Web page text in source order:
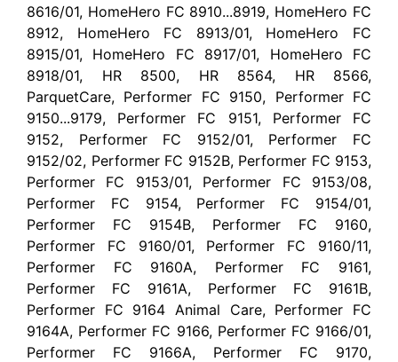
8616/01, HomeHero FC 8910...8919, HomeHero FC
8912, HomeHero FC 8913/01, HomeHero FC
8915/01, HomeHero FC 8917/01, HomeHero FC
8918/01, HR 8500, HR 8564, HR 8566,
ParquetCare, Performer FC 9150, Performer FC
9150...9179, Performer FC 9151, Performer FC
9152, Performer FC 9152/01, Performer FC
9152/02, Performer FC 9152B, Performer FC 9153,
Performer FC 9153/01, Performer FC 9153/08,
Performer FC 9154, Performer FC 9154/01,
Performer FC 9154B, Performer FC 9160,
Performer FC 9160/01, Performer FC 9160/11,
Performer FC 9160A, Performer FC 9161,
Performer FC 9161A, Performer FC 9161B,
Performer FC 9164 Animal Care, Performer FC
9164A, Performer FC 9166, Performer FC 9166/01,
Performer FC 9166A, Performer FC 9170,